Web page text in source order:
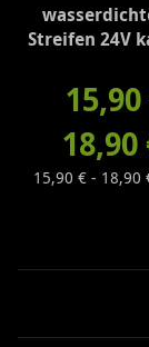
Streifen 24V
18,90
15,90 € - 18,90